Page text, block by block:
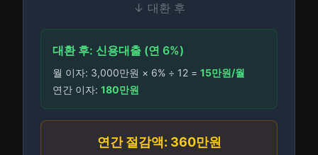
↓ 대환 후
대환 후: 신용대출 (연 6%)
월 이자: 3,000만원 × 6% ÷ 12 = 15만원/월
연간 이자: 180만원
연간 절감액: 360만원